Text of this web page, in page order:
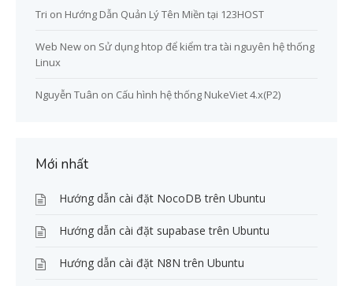
Tri on Hướng Dẫn Quản Lý Tên Miền tại 123HOST
Web New on Sử dụng htop để kiểm tra tài nguyên hệ thống
Linux
Nguyễn Tuân on Cấu hình hệ thống NukeViet 4.x(P2)
Mới nhất
Hướng dẫn cài đặt NocoDB trên Ubuntu
Hướng dẫn cài đặt supabase trên Ubuntu
Hướng dẫn cài đặt N8N trên Ubuntu